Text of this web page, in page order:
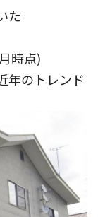
た
時点)
年のトレンド